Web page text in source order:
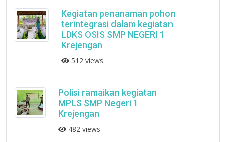
Kegiatan penanaman pohon
terintegrasi dalam kegiatan
LDKS OSIS SMP NEGERI 1
Krejengan
512 views
Polisi ramaikan kegiatan
MPLS SMP Negeri 1
Krejengan
482 views